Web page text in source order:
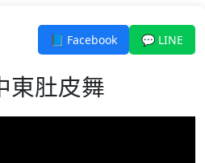
📘 Facebook 💬 LINE
東肚皮舞